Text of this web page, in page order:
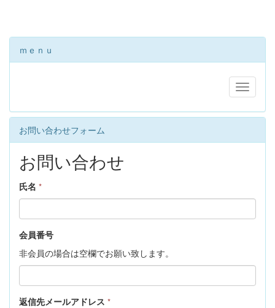
ｍｅｎｕ
お問い合わせフォーム
お問い合わせ
氏名 *
会員番号
非会員の場合は空欄でお願い致します。
返信先メールアドレス *